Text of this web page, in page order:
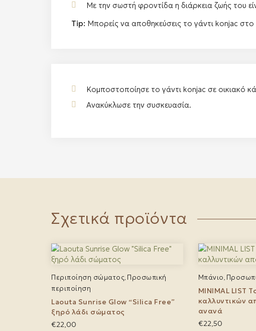
Με την σωστή φροντίδα η διάρκεια ζωής του
Tip: Μπορείς να αποθηκεύσεις το γάντι konjac στο
Κομποστοποίησε το γάντι konjac σε οικιακό
Ανακύκλωσε την συσκευασία.
Σχετικά προϊόντα
Περιποίηση σώματος, Προσωπική
περιποίηση
Laouta Sunrise Glow “Silica Free”
ξηρό λάδι σώματος
€22,00
Μπάνιο,
MINIMAL LIST
καλλυντικών
ανανά
€22,50